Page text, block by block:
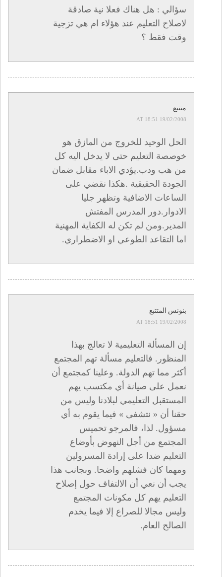
سؤالي : هل هناك فعلا نية صادقة
لاصلاح التعليم عند هؤلاء ام هي تزجية
وقت فقط ؟
متتبع
19/02/2008 AT 18:51
الحل الوحيد للخروج من المازق هو
خوصصة التعليم حتى لا يدخل اليه كل
من هب ودب.يؤدي الاباء مقابل ضمان
الجودة الحقيقية .هكذا نقضي على
الساعات الاضافية وتظهر جليا
الادوار.دور المدرس المفتش
المدير.ومن لم تكن له الكفاية المهنية
اما التقاعد الطوعي او الاضطراري.
بنونس المتتبع
19/02/2008 AT 18:51
إن المسألة التعليمية لا تعالج بهذا
المنظور. فالتعليم مسألة تهم المجتمع
أكثر مما تهم الدولة. وعلينا كمجتمع أن
نعمل على صيانة أي مكتسب يهم
المستقبل التعليمي لبلادنا وليس من
حقنا أن « نتشفى » فيما يقوم به أي
مسؤول. لذا، فالمرجو تحميس
المجتمع من أجل النهوض بأوضاع
التعليم ضدا على إرادة المسرولين
ومهما كان فشلهم واضحا. وبجانب هذا
يجب أن نعي أن الالتفاف حول إصلاح
التعليم يهم كل مكونات المجتمع
وليس مجالا للصراع إلا فيما يخدم
الصالح العام.